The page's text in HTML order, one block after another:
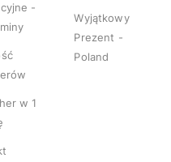
-
w 1
Wyjątkowy
Prezent -
Poland